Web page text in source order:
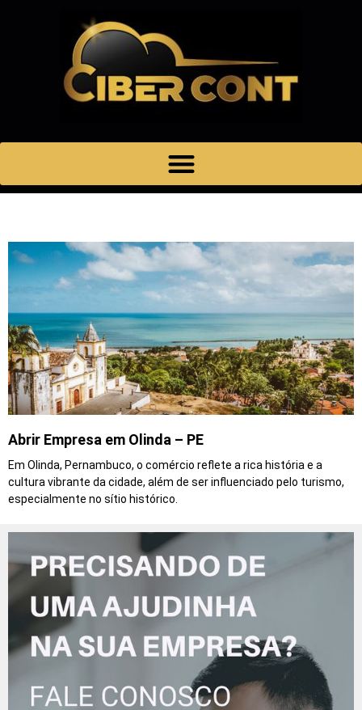
Abrir Empresa em Olinda – PE
Em Olinda, Pernambuco, o comércio reflete a rica história e a
cultura vibrante da cidade, além de ser influenciado pelo turismo,
especialmente no sítio histórico.